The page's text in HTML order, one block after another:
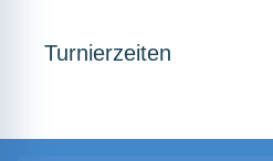
Turnierzeiten